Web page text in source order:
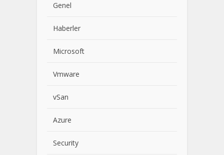
Genel
Haberler
Microsoft
Vmware
vSan
Azure
Security